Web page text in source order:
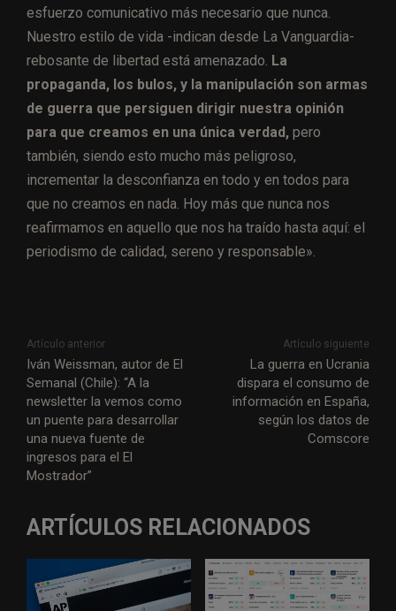
esfuerzo comunicativo más necesario que nunca.
Nuestro estilo de vida -indican desde La Vanguardia-
rebosante de libertad está amenazado. La
propaganda, los bulos, y la manipulación son armas
de guerra que persiguen dirigir nuestra opinión
para que creamos en una única verdad, pero
también, siendo esto mucho más peligroso,
incrementar la desconfianza en todo y en todos para
que no creamos en nada. Hoy más que nunca nos
reafirmamos en aquello que nos ha traído hasta aquí: el
periodismo de calidad, sereno y responsable».
Artículo anterior
Iván Weissman, autor de El
Semanal (Chile): “A la
newsletter la vemos como
un puente para desarrollar
una nueva fuente de
ingresos para el El
Mostrador”
Artículo siguiente
La guerra en Ucrania
dispara el consumo de
información en España,
según los datos de
Comscore
ARTÍCULOS RELACIONADOS